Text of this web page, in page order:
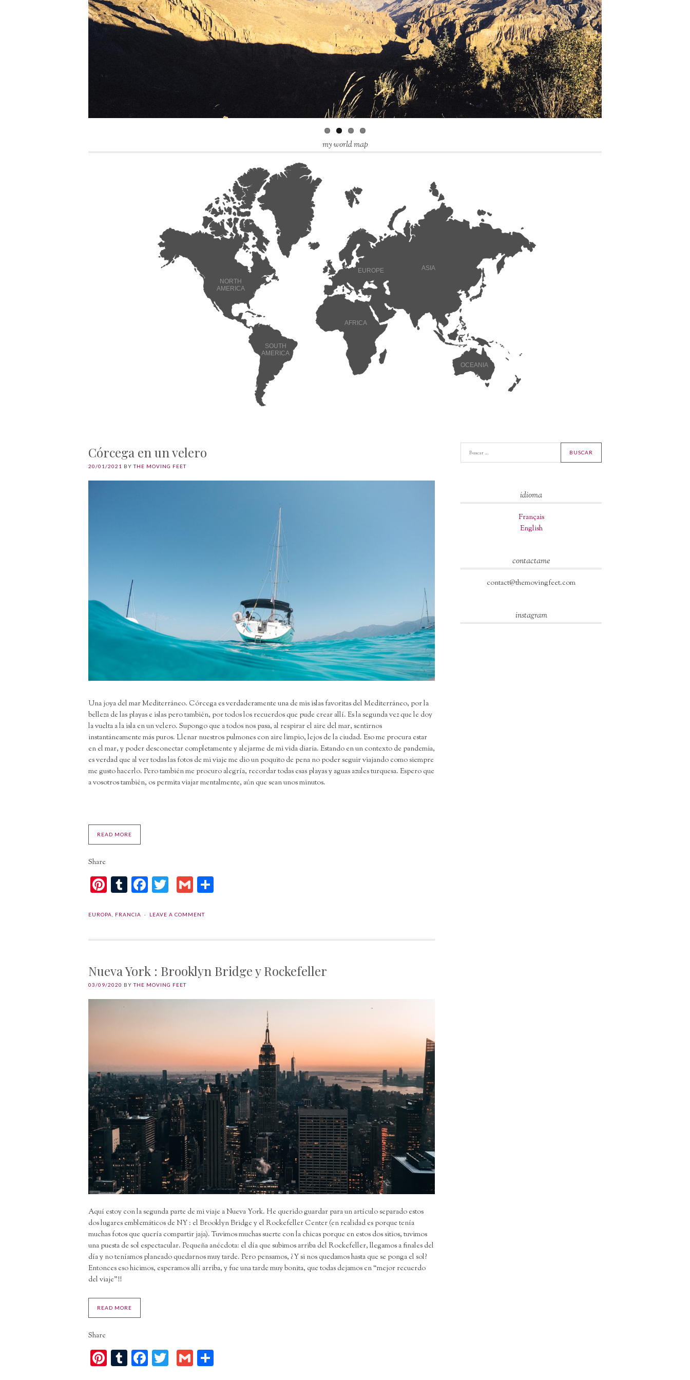
my world map
AFRICA
ASIA
EUROPE
NORTH
AMERICA
OCEANIA
SOUTH
AMERICA
Córcega en un velero
20/01/2021 BYTHE MOVING FEET
Una joya del mar Mediterráneo. Córcega es verdaderamente una de mis islas favoritas del Mediterráneo, por la
belleza de las playas e islas pero también, por todos los recuerdos que pude crear allí. Es la segunda vez que le doy
la vuelta a la isla en un velero. Supongo que a todos nos pasa, al respirar el aire del mar, sentirnos
instantáneamente más puros. Llenar nuestros pulmones con aire limpio, lejos de la ciudad. Eso me procura estar
en el mar, y poder desconectar completamente y alejarme de mi vida diaria. Estando en un contexto de pandemia,
es verdad que al ver todas las fotos de mi viaje me dio un poquito de pena no poder seguir viajando como siempre
me gusto hacerlo. Pero también me procuro alegría, recordar todas esas playas y aguas azules turquesa. Espero que
a vosotros también, os permita viajar mentalmente, aún que sean unos minutos.
READ MORE
Share
Pinterest
Tumblr
Facebook
Twitter
Gmail
EUROPA FRANCIA LEAVE A COMMENT
Nueva York : Brooklyn Bridge y Rockefeller
03/09/2020 BYTHE MOVING FEET
Aquí estoy con la segunda parte de mi viaje a Nueva York. He querido guardar para un artículo separado estos
dos lugares emblemáticos de NY : el Brooklyn Bridge y el Rockefeller Center (en realidad es porque tenía
muchas fotos que quería compartir jaja). Tuvimos muchas suerte con la chicas porque en estos dos sitios, tuvimos
una puesta de sol espectacular. Pequeña anécdota: el día que subimos arriba del Rockefeller, llegamos a finales del
día y no teníamos planeado quedarnos muy tarde. Pero pensamos, ¿Y si nos quedamos hasta que se ponga el sol?
Entonces eso hicimos, esperamos allí arriba, y fue una tarde muy bonita, que todas dejamos en “mejor recuerdo
del viaje”!!
READ MORE
Share
Pinterest
Tumblr
Facebook
Twitter
Gmail
idioma
Français
English
contactame
contact@themovingfeet.com
instagram